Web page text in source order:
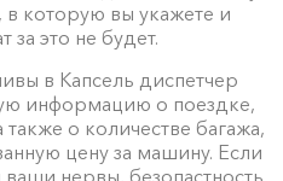
в которую вы укажете и
за это не будет.
в Капсель диспетчер
информацию о поездке,
о количестве багажа,
цену за машину. Если
нервы, безопастность